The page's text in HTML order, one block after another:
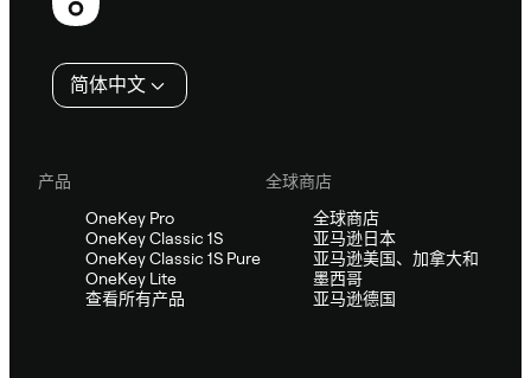
简体中文
产品
OneKey Pro
OneKey Classic 1S
OneKey Classic 1S Pure
OneKey Lite
查看所有产品
全球商店
全球商店
亚马逊日本
亚马逊美国、加拿大和
墨西哥
亚马逊德国